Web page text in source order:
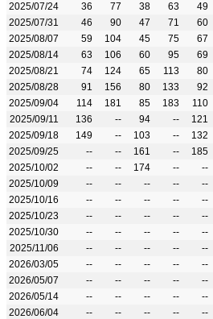
2025/07/24
36 77 38 63 49
2025/07/31
46 90 47 71 60
2025/08/07
59 104 45 75 67
2025/08/14
63 106 60 95 69
2025/08/21
74 124 65 113 80
2025/08/28
91 156 80 133 92
2025/09/04
114 181 85 183 110
2025/09/11
136 -- 94 -- 121
2025/09/18
149 -- 103 -- 132
2025/09/25
-- -- 161 -- 185
2025/10/02
-- -- 174 -- --
2025/10/09
-- -- -- -- --
2025/10/16
-- -- -- -- --
2025/10/23
-- -- -- -- --
2025/10/30
-- -- -- -- --
2025/11/06
-- -- -- -- --
2026/03/05
-- -- -- -- --
2026/05/07
-- -- -- -- --
2026/05/14
-- -- -- -- --
2026/06/04
-- -- -- -- --